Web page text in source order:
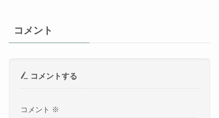
コメント
コメントする
コメント ※